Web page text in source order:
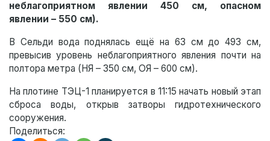
неблагоприятном явлении 450 см, опасном
явлении – 550 см).
В Сельди вода поднялась ещё на 63 см до 493 см,
превысив уровень неблагоприятного явления почти на
полтора метра (НЯ – 350 см, ОЯ – 600 см).
На плотине ТЭЦ-1 планируется в 11:15 начать новый этап
сброса воды, открыв затворы гидротехнического
сооружения.
Поделиться: